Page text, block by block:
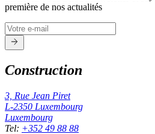
première de nos actualités
Construction
3, Rue Jean Piret
L-2350 Luxembourg
Luxembourg
Tel: +352 49 88 88